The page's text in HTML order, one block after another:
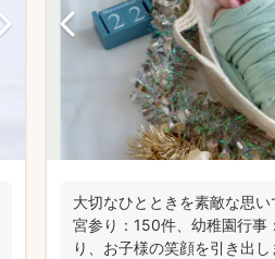
大切なひとときを素敵な思
宮参り：150件、幼稚園行事
り、お子様の笑顔を引き出